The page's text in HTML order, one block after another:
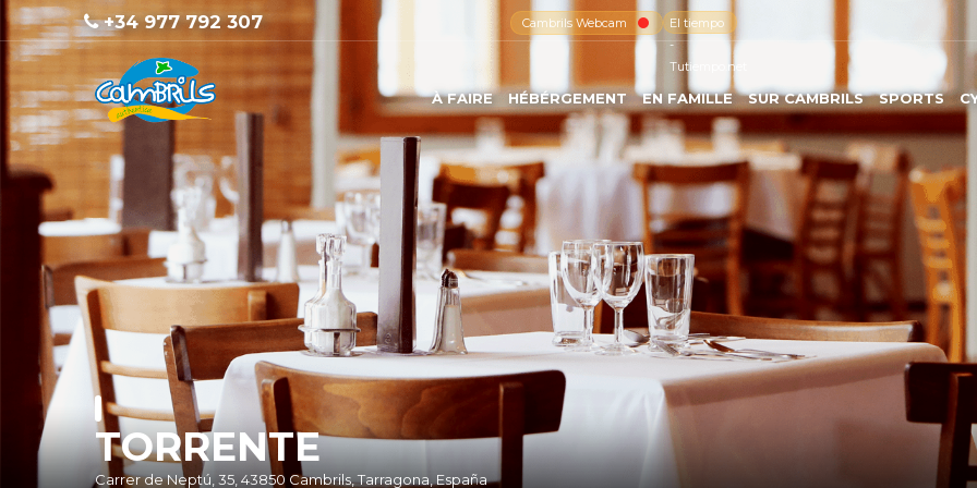
+34 977 792 307 Cambrils Webcam
El tiempo
-
Tutiempo.net
À FAIRE HÉBÉRGEMENT EN FAMILLE SUR CAMBRILS SPORTS
TORRENTE
Carrer de Neptú, 35, 43850 Cambrils, Tarragona, España